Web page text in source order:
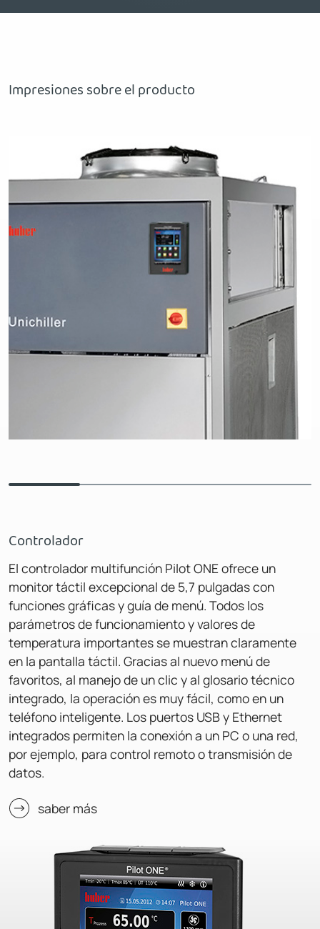
Impresiones sobre el producto
Controlador
El controlador multifunción Pilot ONE ofrece un
monitor táctil excepcional de 5,7 pulgadas con
funciones gráficas y guía de menú. Todos los
parámetros de funcionamiento y valores de
temperatura importantes se muestran claramente
en la pantalla táctil. Gracias al nuevo menú de
favoritos, al manejo de un clic y al glosario técnico
integrado, la operación es muy fácil, como en un
teléfono inteligente. Los puertos USB y Ethernet
integrados permiten la conexión a un PC o una red,
por ejemplo, para control remoto o transmisión de
datos.
saber más